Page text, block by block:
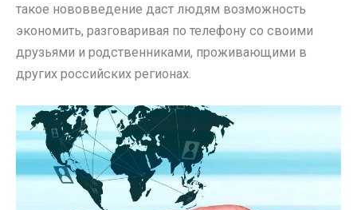
такое нововведение даст людям возможность
экономить, разговаривая по телефону со своими
друзьями и родственниками, проживающими в
других российских регионах.